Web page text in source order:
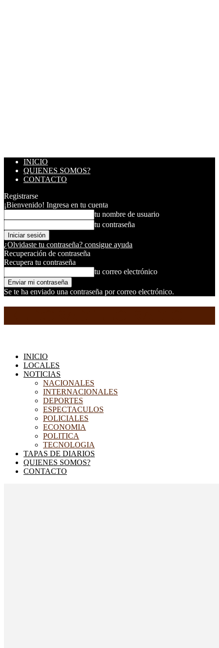
INICIO
QUIENES SOMOS?
CONTACTO
Registrarse
¡Bienvenido! Ingresa en tu cuenta
tu nombre de usuario
tu contraseña
¿Olvidaste tu contraseña? consigue ayuda
Recuperación de contraseña
Recupera tu contraseña
tu correo electrónico
Se te ha enviado una contraseña por correo electrónico.
INICIO
LOCALES
NOTICIAS
NACIONALES
INTERNACIONALES
DEPORTES
ESPECTACULOS
POLICIALES
ECONOMIA
POLITICA
TECNOLOGIA
TAPAS DE DIARIOS
QUIENES SOMOS?
CONTACTO